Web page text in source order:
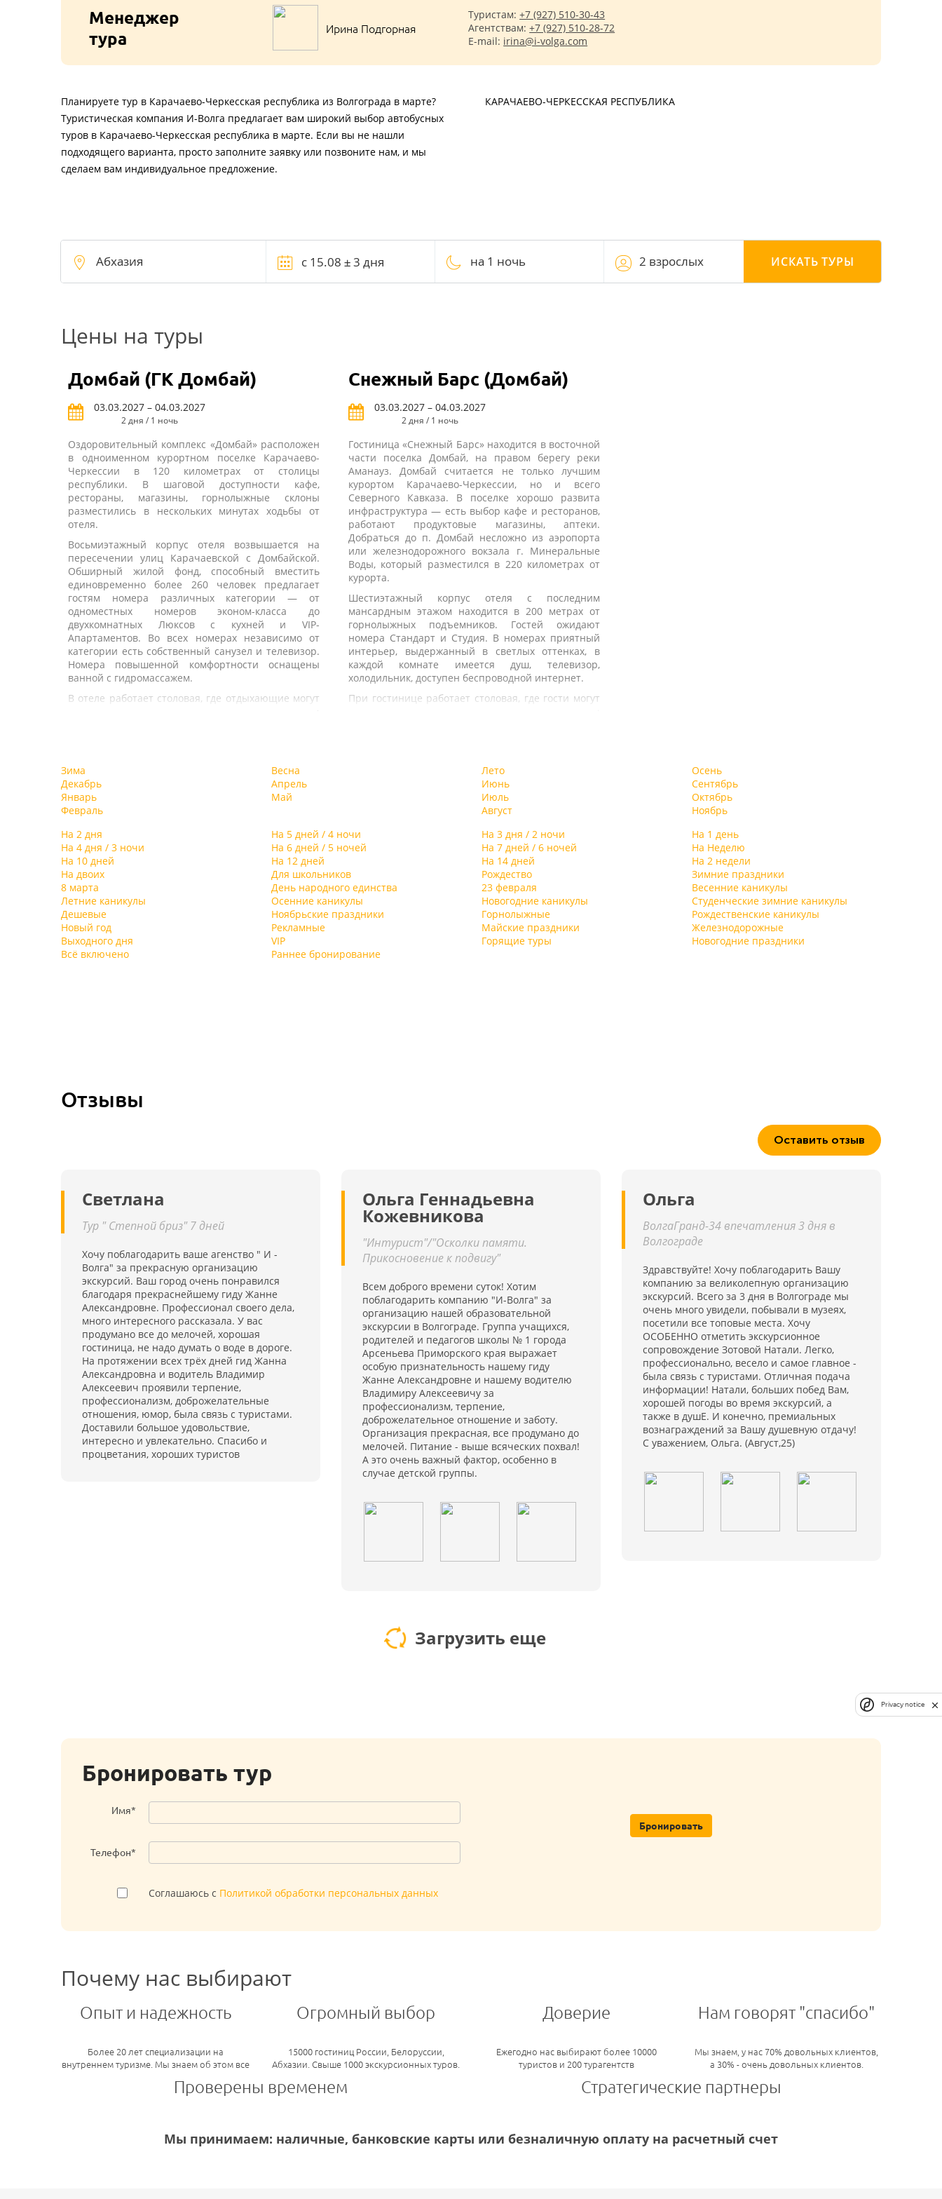
Менеджер
тура
Ирина Подгорная
Туристам:+7 (927) 510-30-43
Агентствам:+7 (927) 510-28-72
E-mail: irina@i-volga.com
Планируете тур в Карачаево-Черкесская республика из Волгограда в марте?
Туристическая компания И-Волга предлагает вам широкий выбор автобусных
туров в Карачаево-Черкесская республика в марте. Если вы не нашли
подходящего варианта, просто заполните заявку или позвоните нам, и мы
сделаем вам индивидуальное предложение.
КАРАЧАЕВО-ЧЕРКЕССКАЯ РЕСПУБЛИКА
на 1 ночь 2 взрослых ИСКАТЬ ТУРЫ
Цены на туры
Домбай (ГК Домбай)
03.03.2027 – 04.03.2027
2 дня / 1 ночь
Оздоровительный комплекс «Домбай» расположен
в одноименном курортном поселке Карачаево-
Черкессии в 120 километрах от столицы
республики. В шаговой доступности кафе,
рестораны, магазины, горнолыжные склоны
разместились в нескольких минутах ходьбы от
отеля.
Восьмиэтажный корпус отеля возвышается на
пересечении улиц Карачаевской с Домбайской.
Обширный жилой фонд, способный вместить
единовременно более 260 человек предлагает
гостям номера различных категории — от
одноместных номеров эконом-класса до
двухкомнатных Люксов с кухней и VIP-
Апартаментов. Во всех номерах независимо от
категории есть собственный санузел и телевизор.
Номера повышенной комфортности оснащены
ванной с гидромассажем.
В отеле работает столовая, где отдыхающие могут
заказать себе завтраки, обеды, ужины. На
теннис, а в холле на 2 этаже отеля есть бильярд.
Кроме того, отдыхающие могут посетить соляную
пещеру. Для автовладельцев организована
парковка, сеть wi-fi доступна только в холле.
Снежный Барс (Домбай)
03.03.2027 – 04.03.2027
2 дня / 1 ночь
Гостиница «Снежный Барс» находится в восточной
части поселка Домбай, на правом берегу реки
Аманауз. Домбай считается не только лучшим
курортом Карачаево-Черкессии, но и всего
Северного Кавказа. В поселке хорошо развита
инфраструктура — есть выбор кафе и ресторанов,
работают продуктовые магазины, аптеки.
Добраться до п. Домбай несложно из аэропорта
или железнодорожного вокзала г. Минеральные
Воды, который разместился в 220 километрах от
курорта.
Шестиэтажный корпус отеля с последним
мансардным этажом находится в 200 метрах от
горнолыжных подъемников. Гостей ожидают
номера Стандарт и Студия. В номерах приятный
интерьер, выдержанный в светлых оттенках, в
каждой комнате имеется душ, телевизор,
холодильник, доступен беспроводной интернет.
При гостинице работает столовая, где гости могут
предусмотрена аренда горнолыжного снаряжения,
оборудована комната для хранения лыж и
Деловые мероприятия можно провести в одном из
современных конференц-залов отеля. Один из них
рассчитан на 20 гостей и слушателей, другой на
Для детей в отеле организована игровая комната,
где малыши проводят свой досуг.
Зима
Декабрь
Январь
Февраль
Весна
Апрель
Май
Лето
Июнь
Июль
Август
Осень
Сентябрь
Октябрь
Ноябрь
На 2 дня
На 5 дней / 4 ночи На 3 дня / 2 ночи
На 1 день
На 4 дня / 3 ночи
На 6 дней / 5 ночей На 7 дней / 6 ночей
На Неделю
На 10 дней
На 12 дней На 14 дней
На 2 недели
На двоих
Для школьников Рождество
Зимние праздники
8 марта
День народного единства 23 февраля
Весенние каникулы
Летние каникулы
Осенние каникулы Новогодние каникулы
Студенческие зимние каникулы
Дешевые
Ноябрьские праздники Горнолыжные
Рождественские каникулы
Новый год
Рекламные Майские праздники
Железнодорожные
Выходного дня
VIP Горящие туры
Новогодние праздники
Всё включено
Раннее бронирование
Отзывы
Оставить отзыв
Светлана
Тур " Степной бриз" 7 дней
Хочу поблагодарить ваше агенство " И -
Волга" за прекрасную организацию
экскурсий. Ваш город очень понравился
благодаря прекраснейшему гиду Жанне
Александровне. Профессионал своего дела,
много интересного рассказала. У вас
продумано все до мелочей, хорошая
гостиница, не надо думать о воде в дороге.
На протяжении всех трёх дней гид Жанна
Александровна и водитель Владимир
Алексеевич проявили терпение,
профессионализм, доброжелательные
отношения, юмор, была связь с туристами.
Доставили большое удовольствие,
интересно и увлекательно. Спасибо и
процветания, хороших туристов
Ольга Геннадьевна
Кожевникова
"Интурист"/"Осколки памяти.
Прикосновение к подвигу"
Всем доброго времени суток! Хотим
поблагодарить компанию "И-Волга" за
организацию нашей образовательной
экскурсии в Волгограде. Группа учащихся,
родителей и педагогов школы № 1 города
Арсеньева Приморского края выражает
особую признательность нашему гиду
Жанне Александровне и нашему водителю
Владимиру Алексеевичу за
профессионализм, терпение,
доброжелательное отношение и заботу.
Организация прекрасная, все продумано до
мелочей. Питание - выше всяческих похвал!
А это очень важный фактор, особенно в
случае детской группы.
Ольга
ВолгаГранд-34 впечатления 3 дня в
Волгограде
Здравствуйте! Хочу поблагодарить Вашу
компанию за великолепную организацию
экскурсий. Всего за 3 дня в Волгограде мы
очень много увидели, побывали в музеях,
посетили все топовые места. Хочу
ОСОБЕННО отметить экскурсионное
сопровождение Зотовой Натали. Легко,
профессионально, весело и самое главное -
была связь с туристами. Отличная подача
информации! Натали, больших побед Вам,
хорошей погоды во время экскурсий, а
также в душЕ. И конечно, премиальных
вознаграждений за Вашу душевную отдачу!
С уважением, Ольга. (Август,25)
Загрузить еще
Бронировать тур
Имя*
Телефон*
Соглашаюсь с Политикой обработки персональных данных
Бронировать
Почему нас выбирают
Опыт и надежность
Более 20 лет специализации на
внутреннем туризме. Мы знаем об этом все
Огромный выбор
15000 гостиниц России, Белоруссии,
Абхазии. Свыше 1000 экскурсионных туров.
Доверие
Ежегодно нас выбирают более 10000
туристов и 200 турагентств
Нам говорят "спасибо"
Мы знаем, у нас 70% довольных клиентов,
а 30% - очень довольных клиентов.
Проверены временем Стратегические партнеры
Мы принимаем: наличные, банковские карты или безналичную оплату на расчетный счет
Privacy notice